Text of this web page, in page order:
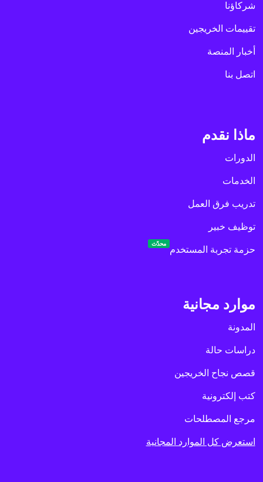
شركاؤنا
تقييمات الخريجين
أخبار المنصة
اتصل بنا
ماذا نقدم
الدورات
الخدمات
تدريب فرق العمل
توظيف خبير
حزمة تجربة المستخدم
محدّث
موارد مجانية
المدونة
دراسات حالة
قصص نجاح الخريجين
كتب إلكترونية
مرجع المصطلحات
استعرض كل الموارد المجانية